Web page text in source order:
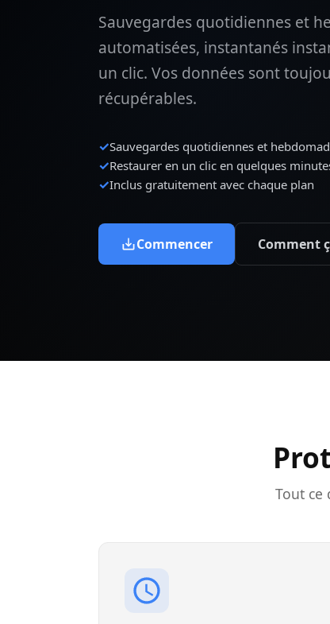
Sauvegardes quotidiennes et
automatisées, instantanés
un clic. Vos données sont
récupérables.
✓Sauvegardes quotidiennes et
✓Restaurer en un clic en quelques
✓Inclus gratuitement avec chaque plan
Commencer Comment
Tout ce